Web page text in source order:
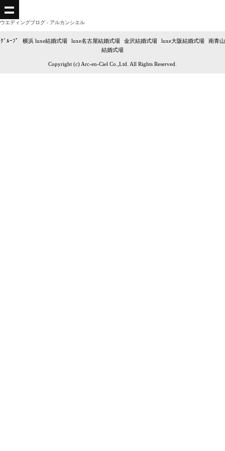
ウエディングブログ - アルカンシエル
ｸﾞﾙｰﾌﾟ 横浜 luxe結婚式場| luxe名古屋結婚式場 金沢結婚式場| luxe大阪結婚式場| 南青山
結婚式場
Copyright (c) Arc-en-Ciel Co.,Ltd. All Rights Reserved.